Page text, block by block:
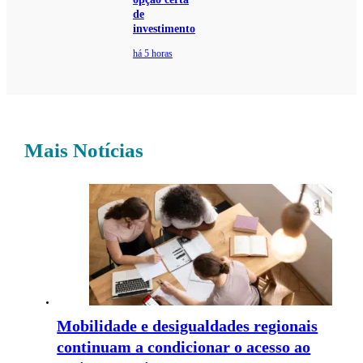
de
investimento
há 5 horas
Mais Notícias
Mobilidade e desigualdades regionais
continuam a condicionar o acesso ao